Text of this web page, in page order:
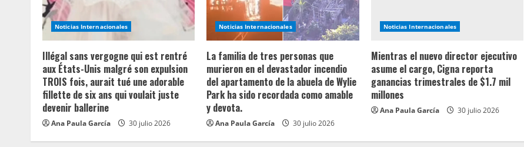
e
a
d
i
n
g
Noticias Internacionales
Illégal sans vergogne qui est rentré
aux États-Unis malgré son expulsion
TROIS fois, aurait tué une adorable
fillette de six ans qui voulait juste
devenir ballerine
Ana Paula García 30 julio 2026
Noticias Internacionales
La familia de tres personas que
murieron en el devastador incendio
del apartamento de la abuela de Wylie
Park ha sido recordada como amable
y devota.
Ana Paula García 30 julio 2026
Noticias Internacionales
Mientras el nuevo director ejecutivo
asume el cargo, Cigna reporta
ganancias trimestrales de $1.7 mil
millones
Ana Paula García 30 julio 2026